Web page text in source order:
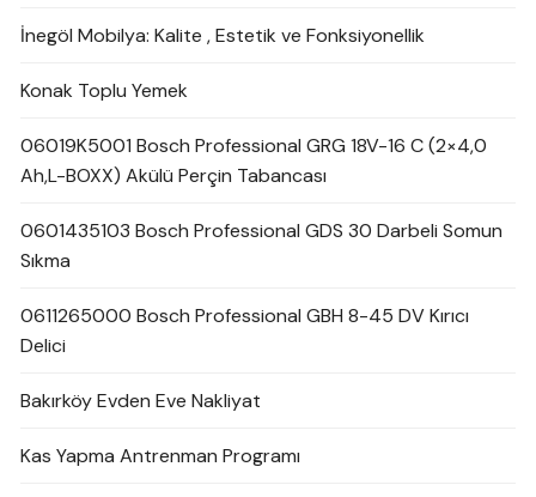
İnegöl Mobilya: Kalite , Estetik ve Fonksiyonellik
Konak Toplu Yemek
06019K5001 Bosch Professional GRG 18V-16 C (2×4,0
Ah,L-BOXX) Akülü Perçin Tabancası
0601435103 Bosch Professional GDS 30 Darbeli Somun
Sıkma
0611265000 Bosch Professional GBH 8-45 DV Kırıcı
Delici
Bakırköy Evden Eve Nakliyat
Kas Yapma Antrenman Programı